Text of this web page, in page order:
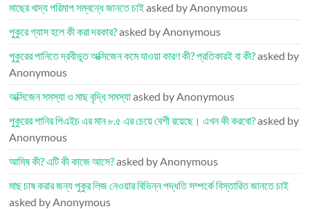
মাছের খাদ্য পরিমাপ সম্বন্ধে জানতে চাইasked by Anonymous
পুকুরে গ্যাস হলে কী করা দরকার?asked by Anonymous
পুকুরের পানিতে দ্রবীভূত অক্সিজেন কমে যাওয়া কারণ কী? প্রতিকারই বা কী?asked by
Anonymous
অক্সিজেন সমস্যা ও মাছ বৃদ্ধি সমস্যাasked by Anonymous
পুকুরের পানির পিএইচ এর মান ৮.৫ এর চেয়ে বেশী রয়েছে। এখন কী করবো?asked by
Anonymous
আমিষ কী? এটি কী কাজে আসে?asked by Anonymous
মাছ চাষ করার জন্য পুকুর লিজ নেওয়ার বিভিন্ন পদ্ধতি সম্পর্কে বিস্তারিত জানতে চাই
asked by Anonymous